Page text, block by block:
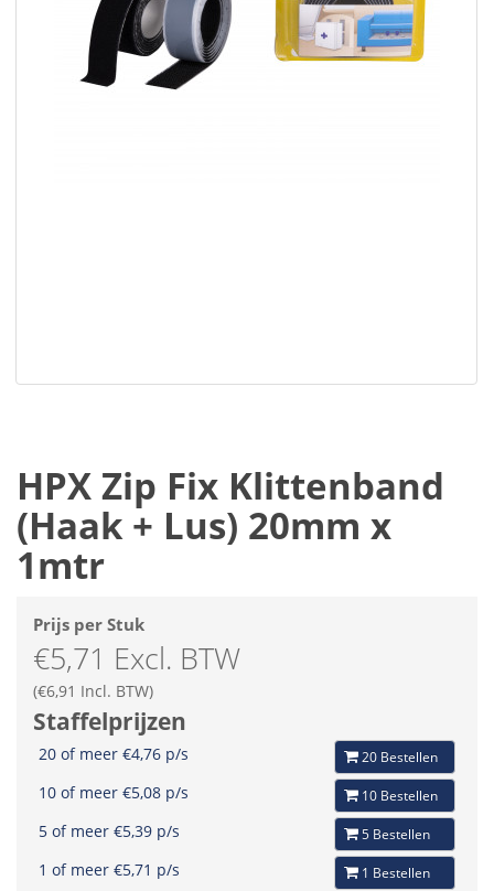
HPX Zip Fix Klittenband
(Haak + Lus) 20mm x
1mtr
Prijs per Stuk
€5,71 Excl. BTW
(€6,91 Incl. BTW)
Staffelprijzen
20 of meer €4,76 p/s 20 Bestellen
10 of meer €5,08 p/s 10 Bestellen
5 of meer €5,39 p/s 5 Bestellen
1 of meer €5,71 p/s 1 Bestellen